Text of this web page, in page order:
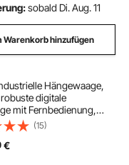
sobald Di. Aug. 11
Warenkorb hinzufügen
Hängewaage,
digitale
mit Fernbedienung,
Gehäuse aus
hochpräzises
für Bau, Fabrik,
Jagd, Orange
(15)
€